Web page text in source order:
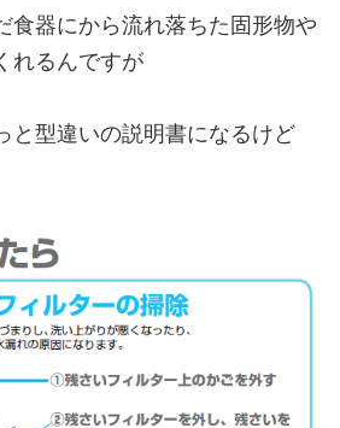
食器にから流れ落ちた固形物や
れるんですが
と型違いの説明書になるけど